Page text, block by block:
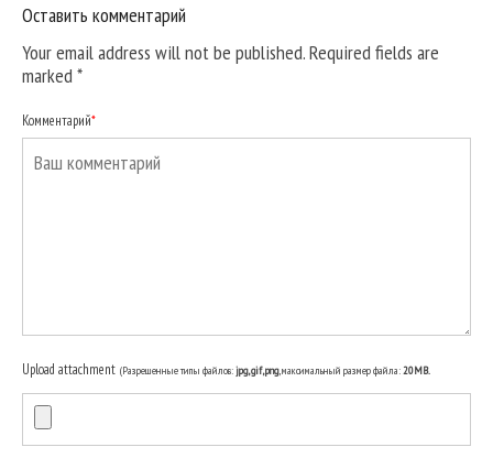
Оставить комментарий
Your email address will not be published. Required fields are
marked*
Комментарий*
Upload attachment (Разрешенные типы файлов:jpg, gif, png, максимальный размер файла:20MB.